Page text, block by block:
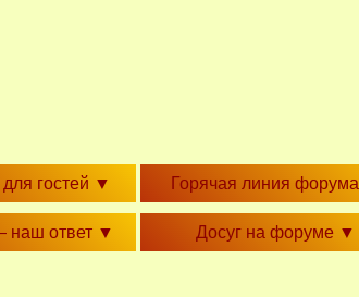
гостей ▼ Горячая линия форума
наш ответ ▼ Досуг на форуме ▼